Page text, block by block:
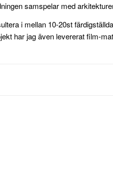
samspelar med
i mellan 10-20st
har jag även levererat film-